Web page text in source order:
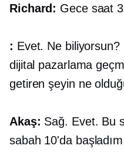
Richard: Gece saat
: Evet. Ne
dijital pazarlama
getiren şeyin ne
Akaş: Sağ. Evet. Bu
sabah 10'da